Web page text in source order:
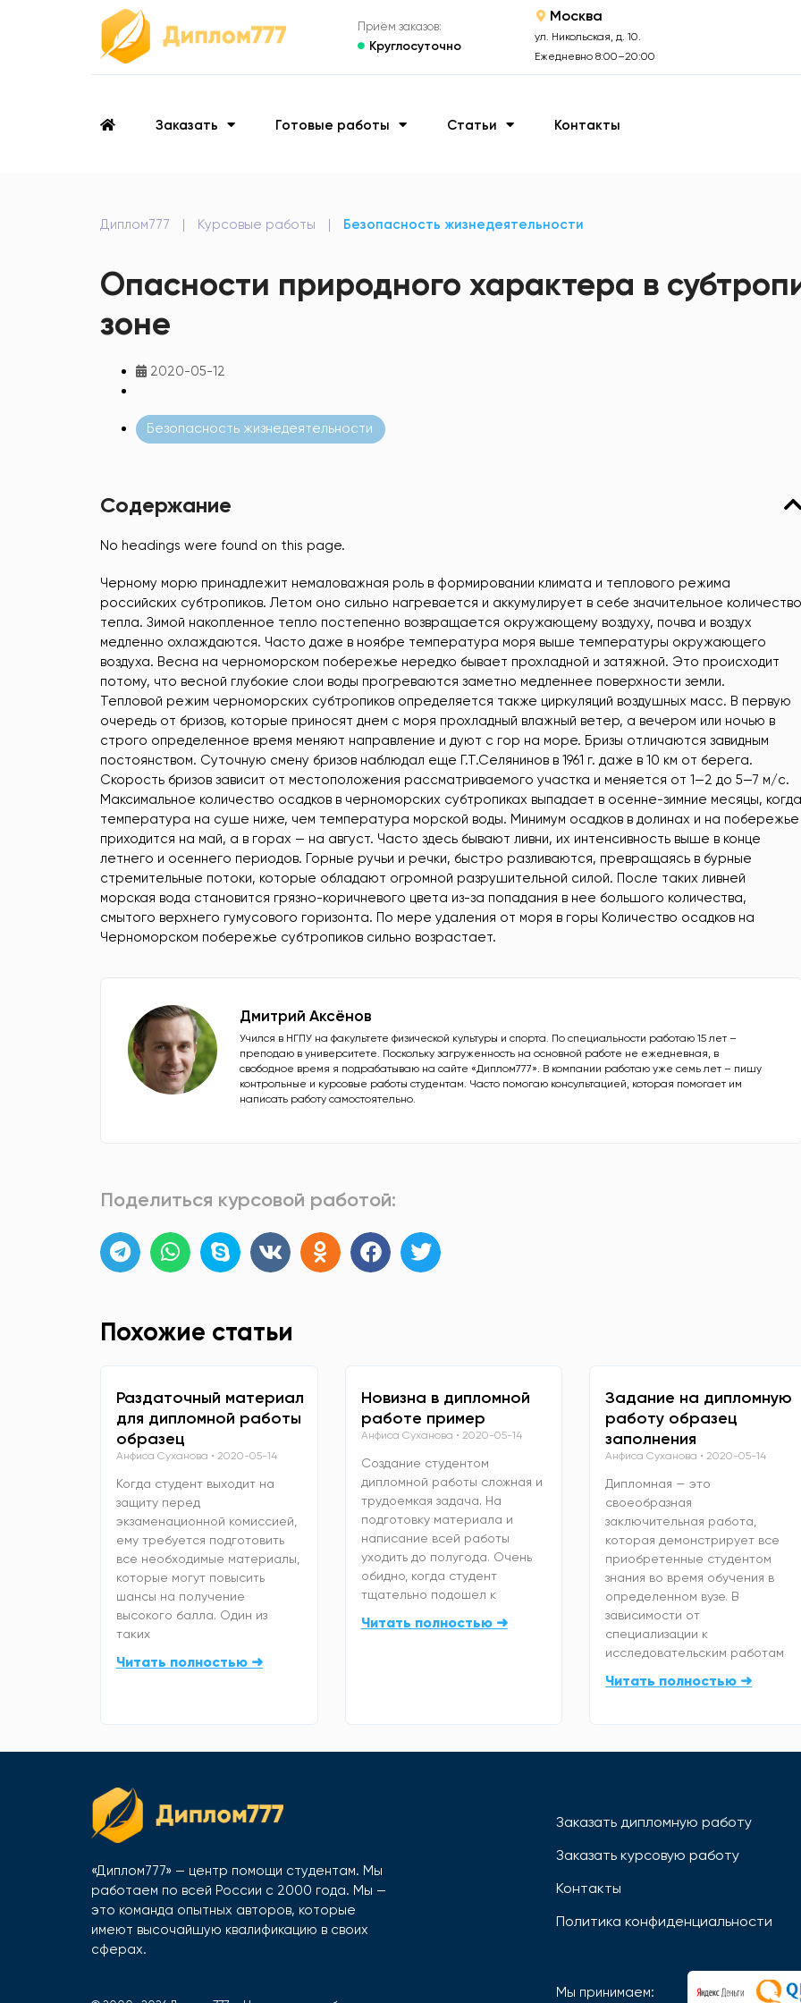
Приём заказов:
Круглосуточно
Москва
ул. Никольская, д. 10.
Ежедневно 8:00–20:00
Заказать Готовые работы Статьи Контакты
Диплом777 | Курсовые работы | Безопасность жизнедеятельности
Опасности природного характера в
зоне
2020-05-12
Безопасность жизнедеятельности
Содержание
No headings were found on this page.
Черному морю принадлежит немаловажная роль в формировании климата и теплового режима
российских субтропиков. Летом оно сильно нагревается и аккумулирует в себе значительное количество
тепла. Зимой накопленное тепло постепенно возвращается окружающему воздуху, почва и воздух
медленно охлаждаются. Часто даже в ноябре температура моря выше температуры окружающего
воздуха. Весна на черноморском побережье нередко бывает прохладной и затяжной. Это происходит
потому, что весной глубокие слои воды прогреваются заметно медленнее поверхности земли.
Тепловой режим черноморских субтропиков определяется также циркуляций воздушных масс. В первую
очередь от бризов, которые приносят днем с моря прохладный влажный ветер, а вечером или ночью в
строго определенное время меняют направление и дуют с гор на море. Бризы отличаются завидным
постоянством. Суточную смену бризов наблюдал еще Г.Т.Селянинов в 1961 г. даже в 10 км от берега.
Скорость бризов зависит от местоположения рассматриваемого участка и меняется от 1—2 до 5—7 м/с.
Максимальное количество осадков в черноморских субтропиках выпадает в осенне-зимние месяцы, когда
температура на суше ниже, чем температура морской воды. Минимум осадков в долинах и на побережье
приходится на май, а в горах — на август. Часто здесь бывают ливни, их интенсивность выше в конце
летнего и осеннего периодов. Горные ручьи и речки, быстро разливаются, превращаясь в бурные
стремительные потоки, которые обладают огромной разрушительной силой. После таких ливней
морская вода становится грязно-коричневого цвета из-за попадания в нее большого количества,
смытого верхнего гумусового горизонта. По мере удаления от моря в горы Количество осадков на
Черноморском побережье субтропиков сильно возрастает.
Дмитрий Аксёнов
Учился в НГПУ на факультете физической культуры и спорта. По специальности работаю 15 лет –
преподаю в университете. Поскольку загруженность на основной работе не ежедневная, в
свободное время я подрабатываю на сайте «Диплом777». В компании работаю уже семь лет – пишу
контрольные и курсовые работы студентам. Часто помогаю консультацией, которая помогает им
написать работу самостоятельно.
Поделиться курсовой работой:
Похожие статьи
Раздаточный материал
для дипломной работы
образец
Анфиса Суханова 2020-05-14
Когда студент выходит на
защиту перед
экзаменационной комиссией,
ему требуется подготовить
все необходимые материалы,
которые могут повысить
шансы на получение
высокого балла. Один из
таких
Читать полностью ➜
Новизна в дипломной
работе пример
Анфиса Суханова 2020-05-14
Создание студентом
дипломной работы сложная и
трудоемкая задача. На
подготовку материала и
написание всей работы
уходить до полугода. Очень
обидно, когда студент
тщательно подошел к
Читать полностью ➜
Задание на дипломную
работу образец
заполнения
Анфиса Суханова 2020-05-14
Дипломная — это
своеобразная
заключительная работа,
которая демонстрирует все
приобретенные студентом
знания во время обучения в
определенном вузе. В
зависимости от
специализации к
исследовательским работам
Читать полностью ➜
«Диплом777» — центр помощи студентам. Мы
работаем по всей России с 2000 года. Мы —
это команда опытных авторов, которые
имеют высочайшую квалификацию в своих
сферах.
Заказать дипломную работу
Заказать курсовую работу
Контакты
Политика конфиденциальности
Мы принимаем: